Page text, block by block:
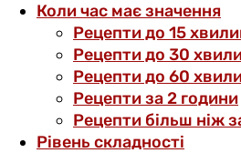
Коли час має значення
Рецепти до 15
Рецепти до 30
Рецепти до 60
Рецепти за 2 години
Рецепти більш ніж
Рівень складності